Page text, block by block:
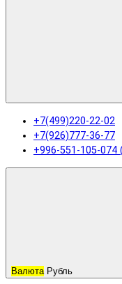
+7(499)220-22-02
+7(926)777-36-77
+996-551-105-074
Валюта Рубль